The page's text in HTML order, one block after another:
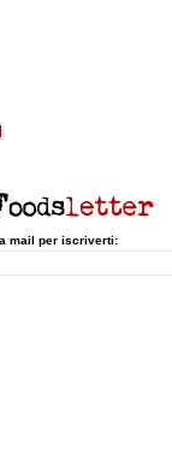
mail per iscriverti: